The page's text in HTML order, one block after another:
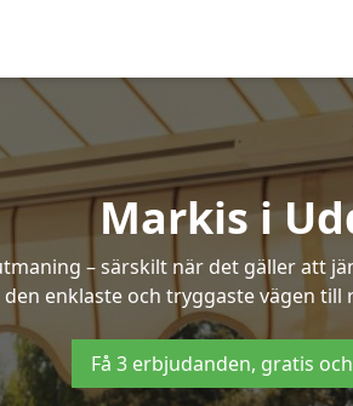
Markis i
– särskilt när det gäller att
den enklaste och tryggaste vägen
Få 3 erbjudanden, gratis